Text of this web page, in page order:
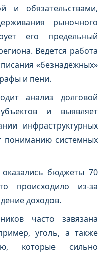
и обязательствами,
рыночного
его предельный
Ведется работа
«безнадёжных»
и пени.
анализ долговой
и выявляет
инфраструктурных
пониманию системных
бюджеты 70
происходило из-за
доходов.
часто завязана
уголь, а также
которые сильно